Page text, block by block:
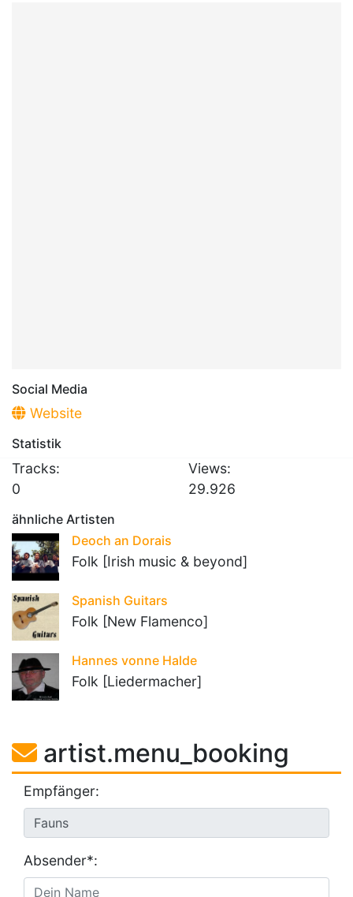
Social Media
Website
Statistik
Tracks:
0
Views:
29.926
ähnliche Artisten
Deoch an Dorais
Folk [Irish music & beyond]
Spanish Guitars
Folk [New Flamenco]
Hannes vonne Halde
Folk [Liedermacher]
artist.menu_booking
Empfänger:
Absender*: